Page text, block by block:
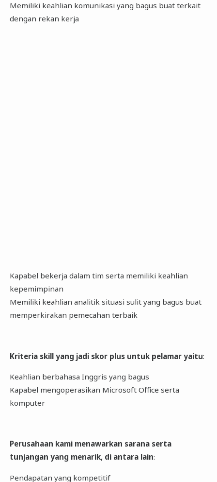
Memiliki keahlian komunikasi yang bagus buat terkait
dengan rekan kerja
Kapabel bekerja dalam tim serta memiliki keahlian
kepemimpinan
Memiliki keahlian analitik situasi sulit yang bagus buat
memperkirakan pemecahan terbaik
Kriteria skill yang jadi skor plus untuk pelamar yaitu:
Keahlian berbahasa Inggris yang bagus
Kapabel mengoperasikan Microsoft Office serta
komputer
Perusahaan kami menawarkan sarana serta
tunjangan yang menarik, di antara lain:
Pendapatan yang kompetitif